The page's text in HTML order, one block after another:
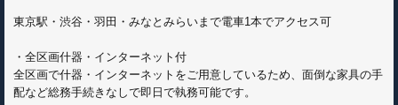
東京駅・渋谷・羽田・みなとみらいまで電車1本でアクセス可
・全区画什器・インターネット付
全区画で什器・インターネットをご用意しているため、面倒な家具の手
配など総務手続きなしで即日で執務可能です。